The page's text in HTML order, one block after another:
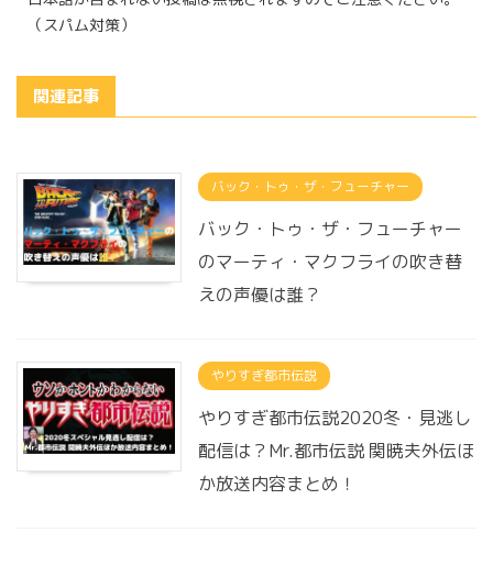
（スパム対策）
関連記事
バック・トゥ・ザ・フューチャー
バック・トゥ・ザ・フューチャー
のマーティ・マクフライの吹き替
えの声優は誰？
やりすぎ都市伝説
やりすぎ都市伝説2020冬・見逃し
配信は？Mr.都市伝説 関暁夫外伝ほ
か放送内容まとめ！